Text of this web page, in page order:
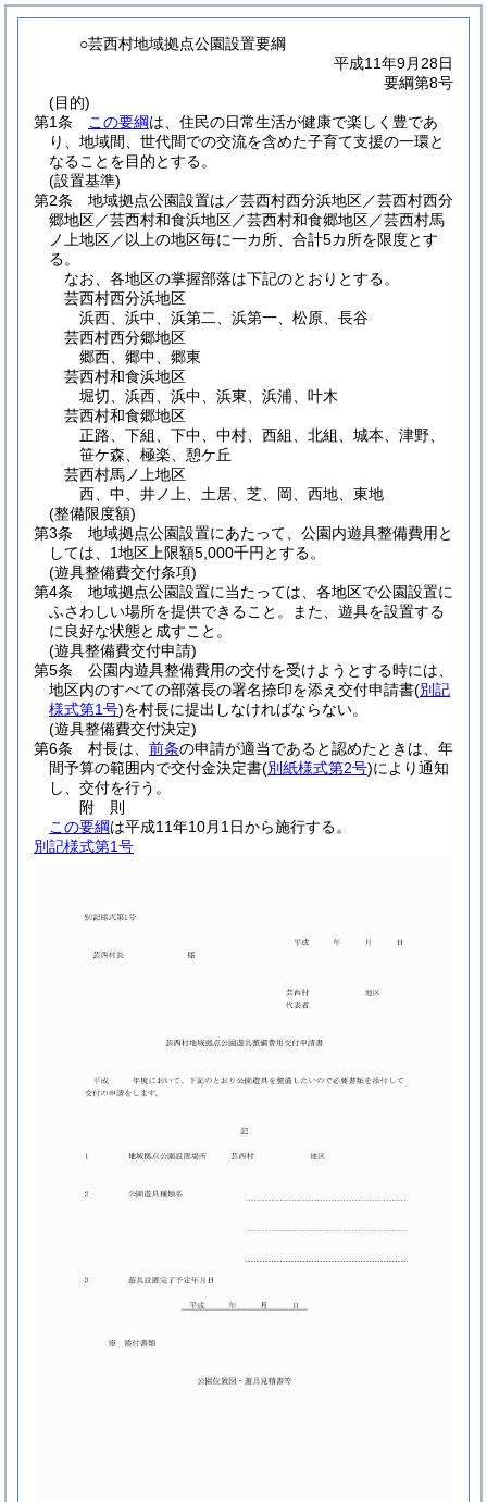
○芸西村地域拠点公園設置要綱
平成11年9月28日
要綱第8号
(目的)
第1条
この要綱は、住民の日常生活が健康で楽しく豊であ
り、地域間、世代間での交流を含めた子育て支援の一環と
なることを目的とする。
(設置基準)
第2条
地域拠点公園設置は／芸西村西分浜地区／芸西村西分
郷地区／芸西村和食浜地区／芸西村和食郷地区／芸西村馬
ノ上地区／以上の地区毎に一カ所、合計5カ所を限度とす
る。
なお、各地区の掌握部落は下記のとおりとする。
芸西村西分浜地区
浜西、浜中、浜第二、浜第一、松原、長谷
芸西村西分郷地区
郷西、郷中、郷東
芸西村和食浜地区
堀切、浜西、浜中、浜東、浜浦、叶木
芸西村和食郷地区
正路、下組、下中、中村、西組、北組、城本、津野、
笹ケ森、極楽、憩ケ丘
芸西村馬ノ上地区
西、中、井ノ上、土居、芝、岡、西地、東地
(整備限度額)
第3条
地域拠点公園設置にあたって、公園内遊具整備費用と
しては、1地区上限額5,000千円とする。
(遊具整備費交付条項)
第4条
地域拠点公園設置に当たっては、各地区で公園設置に
ふさわしい場所を提供できること。
また、遊具を設置する
に良好な状態と成すこと。
(遊具整備費交付申請)
第5条
公園内遊具整備費用の交付を受けようとする時には、
地区内のすべての部落長の署名捺印を添え交付申請書(別記
様式第1号)を村長に提出しなければならない。
(遊具整備費交付決定)
第6条
村長は、 前条の申請が適当であると認めたときは、年
間予算の範囲内で交付金決定書(別紙様式第2号)により通知
し、交付を行う。
附 則
この要綱は平成11年10月1日から施行する。
別記様式第1号